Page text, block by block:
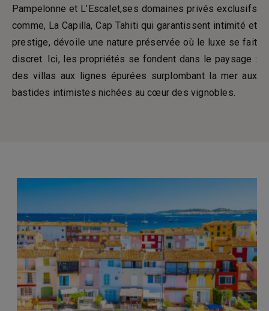
Pampelonne et L’Escalet,ses domaines privés exclusifs
comme, La Capilla, Cap Tahiti qui garantissent intimité et
prestige, dévoile une nature préservée où le luxe se fait
discret. Ici, les propriétés se fondent dans le paysage :
des villas aux lignes épurées surplombant la mer aux
bastides intimistes nichées au cœur des vignobles.